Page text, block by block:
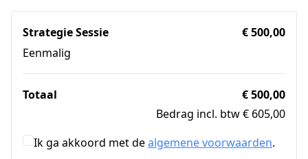
Strategie Sessie
Eenmalig
€ 500,00
Totaal
€ 500,00
Bedrag incl. btw € 605,00
Ik ga akkoord met dealgemene voorwaarden.